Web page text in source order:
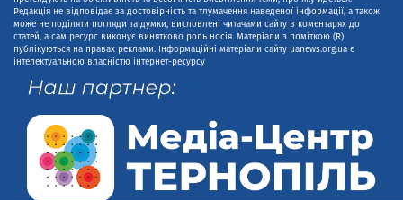
Редакція не відповідає за достовірність та тлумачення наведеної інформації, а також
може не поділяти погляди та думки, висловлені читачами сайту в коментарях до
статей, а сам ресурс виконує винятково роль носія. Матеріали з поміткою (R)
публікуються на правах реклами. Інформаційні матеріали сайту uanews.org.ua є
інтелектуальною власністю інтернет-ресурсу